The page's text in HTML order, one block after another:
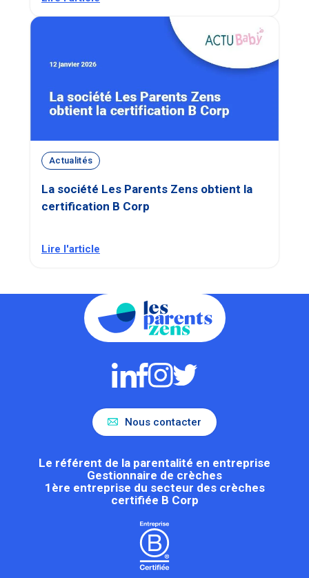
Actualités
La société Les Parents Zens obtient la
certification B Corp
Lire l'article
Nous contacter
Le référent de la parentalité en entreprise
Gestionnaire de crèches
1ère entreprise du secteur des crèches
certifiée B Corp